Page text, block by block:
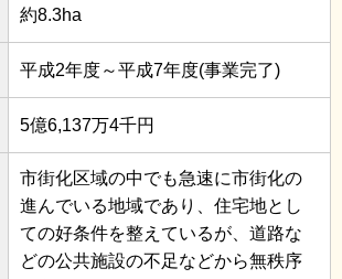
約8.3ha
平成2年度～平成7年度(事業完了)
5億6,137万4千円
市街化区域の中でも急速に市街化の
進んでいる地域であり、住宅地とし
ての好条件を整えているが、道路な
どの公共施設の不足などから無秩序